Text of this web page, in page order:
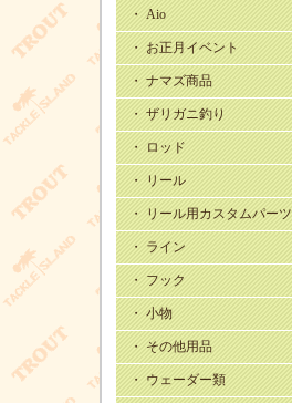
・ Aio
・ お正月イベント
・ ナマズ商品
・ ザリガニ釣り
・ ロッド
・ リール
・ リール用カスタムパーツ
・ ライン
・ フック
・ 小物
・ その他用品
・ ウェーダー類